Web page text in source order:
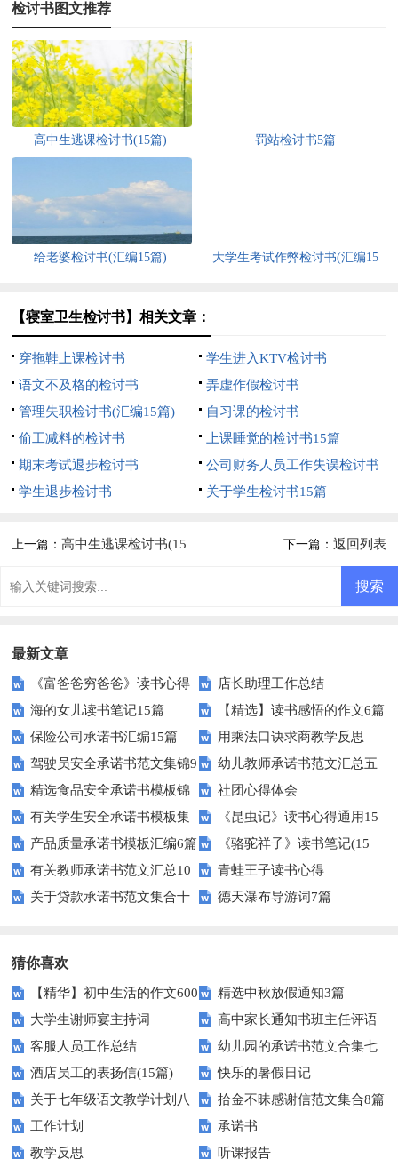
检讨书图文推荐
高中生逃课检讨书(15篇) 罚站检讨书5篇
给老婆检讨书(汇编15篇)
大学生考试作弊检讨书(汇编15
【寝室卫生检讨书】相关文章：
穿拖鞋上课检讨书
学生进入KTV检讨书
语文不及格的检讨书
弄虚作假检讨书
管理失职检讨书(汇编15篇)
自习课的检讨书
偷工减料的检讨书
上课睡觉的检讨书15篇
期末考试退步检讨书
公司财务人员工作失误检讨书
学生退步检讨书
关于学生检讨书15篇
上一篇： 高中生逃课检讨书(15 下一篇： 返回列表
最新文章
《富爸爸穷爸爸》读书心得
店长助理工作总结
海的女儿读书笔记15篇
【精选】读书感悟的作文6篇
保险公司承诺书汇编15篇
用乘法口诀求商教学反思
驾驶员安全承诺书范文集锦9
篇
幼儿教师承诺书范文汇总五
篇
精选食品安全承诺书模板锦
集七篇
社团心得体会
有关学生安全承诺书模板集
合十篇
《昆虫记》读书心得通用15
篇
产品质量承诺书模板汇编6篇
《骆驼祥子》读书笔记(15
篇)
有关教师承诺书范文汇总10
篇
青蛙王子读书心得
关于贷款承诺书范文集合十
德天瀑布导游词7篇
猜你喜欢
【精华】初中生活的作文600
字汇总10篇
精选中秋放假通知3篇
大学生谢师宴主持词
高中家长通知书班主任评语
客服人员工作总结
幼儿园的承诺书范文合集七
篇
酒店员工的表扬信(15篇)
快乐的暑假日记
关于七年级语文教学计划八
篇
拾金不昧感谢信范文集合8篇
工作计划
承诺书
教学反思
听课报告